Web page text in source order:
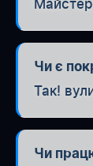
Чи є
Так!
Чи